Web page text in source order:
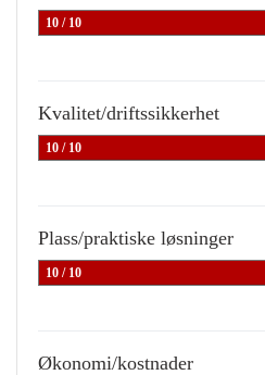
10 / 10
Kvalitet/driftssikkerhet
10 / 10
Plass/praktiske løsninger
10 / 10
Økonomi/kostnader